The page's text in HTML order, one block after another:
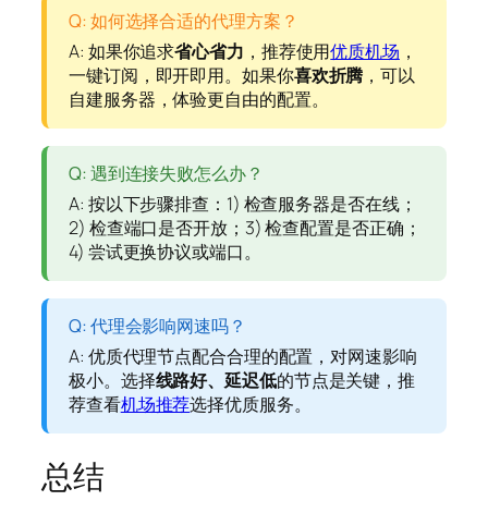
Q: 如何选择合适的代理方案？
A: 如果你追求省心省力 ，推荐使用优质机场 ，
一键订阅，即开即用。如果你喜欢折腾 ，可以
自建服务器，体验更自由的配置。
Q: 遇到连接失败怎么办？
A: 按以下步骤排查：1) 检查服务器是否在线；
2) 检查端口是否开放；3) 检查配置是否正确；
4) 尝试更换协议或端口。
Q: 代理会影响网速吗？
A: 优质代理节点配合合理的配置，对网速影响
极小。选择线路好、延迟低的节点是关键，推
荐查看机场推荐选择优质服务。
总结